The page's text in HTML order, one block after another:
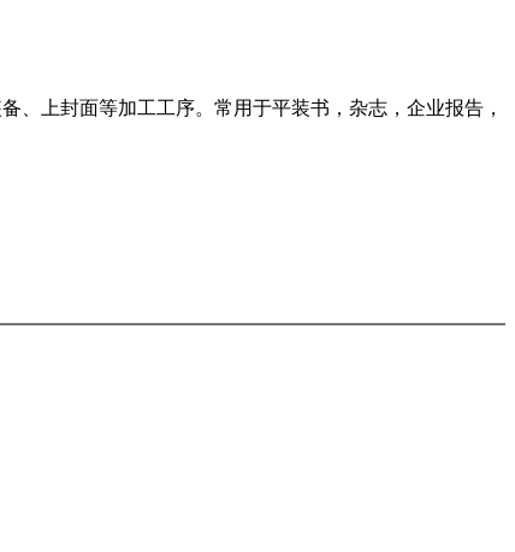
、上封面等加工工序。常用于平装书，杂志，企业报告，